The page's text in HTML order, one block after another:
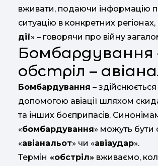
вживати, подаючи інформацію
ситуацію в конкретних регіонах,
дії» – говорячи про війну
Бомбардування
обстріл –
Бомбардування –
допомогою авіації шляхом
та інших боєприпасів.
«бомбардування» можуть бути
«авіанальот» чи «авіаудар».
Термін «обстріл» вживаємо,